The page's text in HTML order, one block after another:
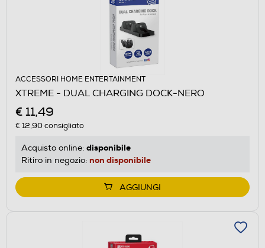
ACCESSORI HOME ENTERTAINMENT
XTREME - DUAL CHARGING DOCK-NERO
€ 11,49
€ 12,90consigliato
Acquisto online: disponibile
Ritiro in negozio: non disponibile
AGGIUNGI